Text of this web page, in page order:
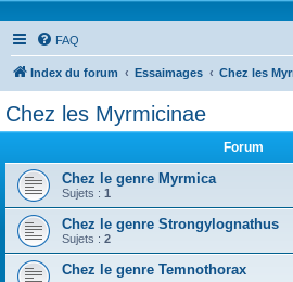
FAQ
Index du forum Essaimages Chez les
Chez les Myrmicinae
Forum
Chez le genre Myrmica
Sujets : 1
Chez le genre Strongylognathus
Sujets : 2
Chez le genre Temnothorax